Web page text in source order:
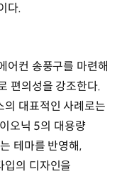
다.
어컨 송풍구를 마련해
편의성을 강조한다.
대표적인 사례로는
오닉 5의 대용량
테마를 반영해,
입의 디자인을